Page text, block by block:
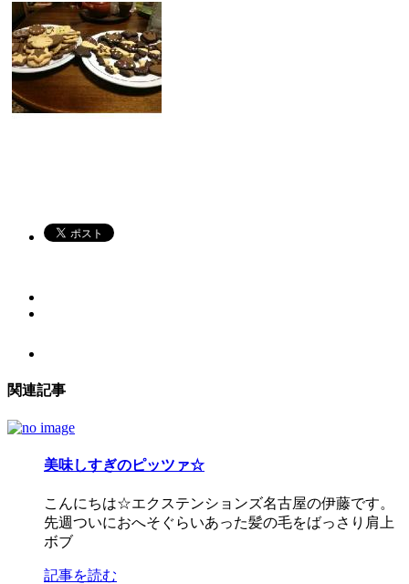
関連記事
美味しすぎのピッツァ☆
こんにちは☆エクステンションズ名古屋の伊藤です。
先週ついにおへそぐらいあった髪の毛をばっさり肩上
ボブ
記事を読む